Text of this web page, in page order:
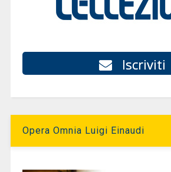
Iscriviti
Opera Omnia Luigi Einaudi